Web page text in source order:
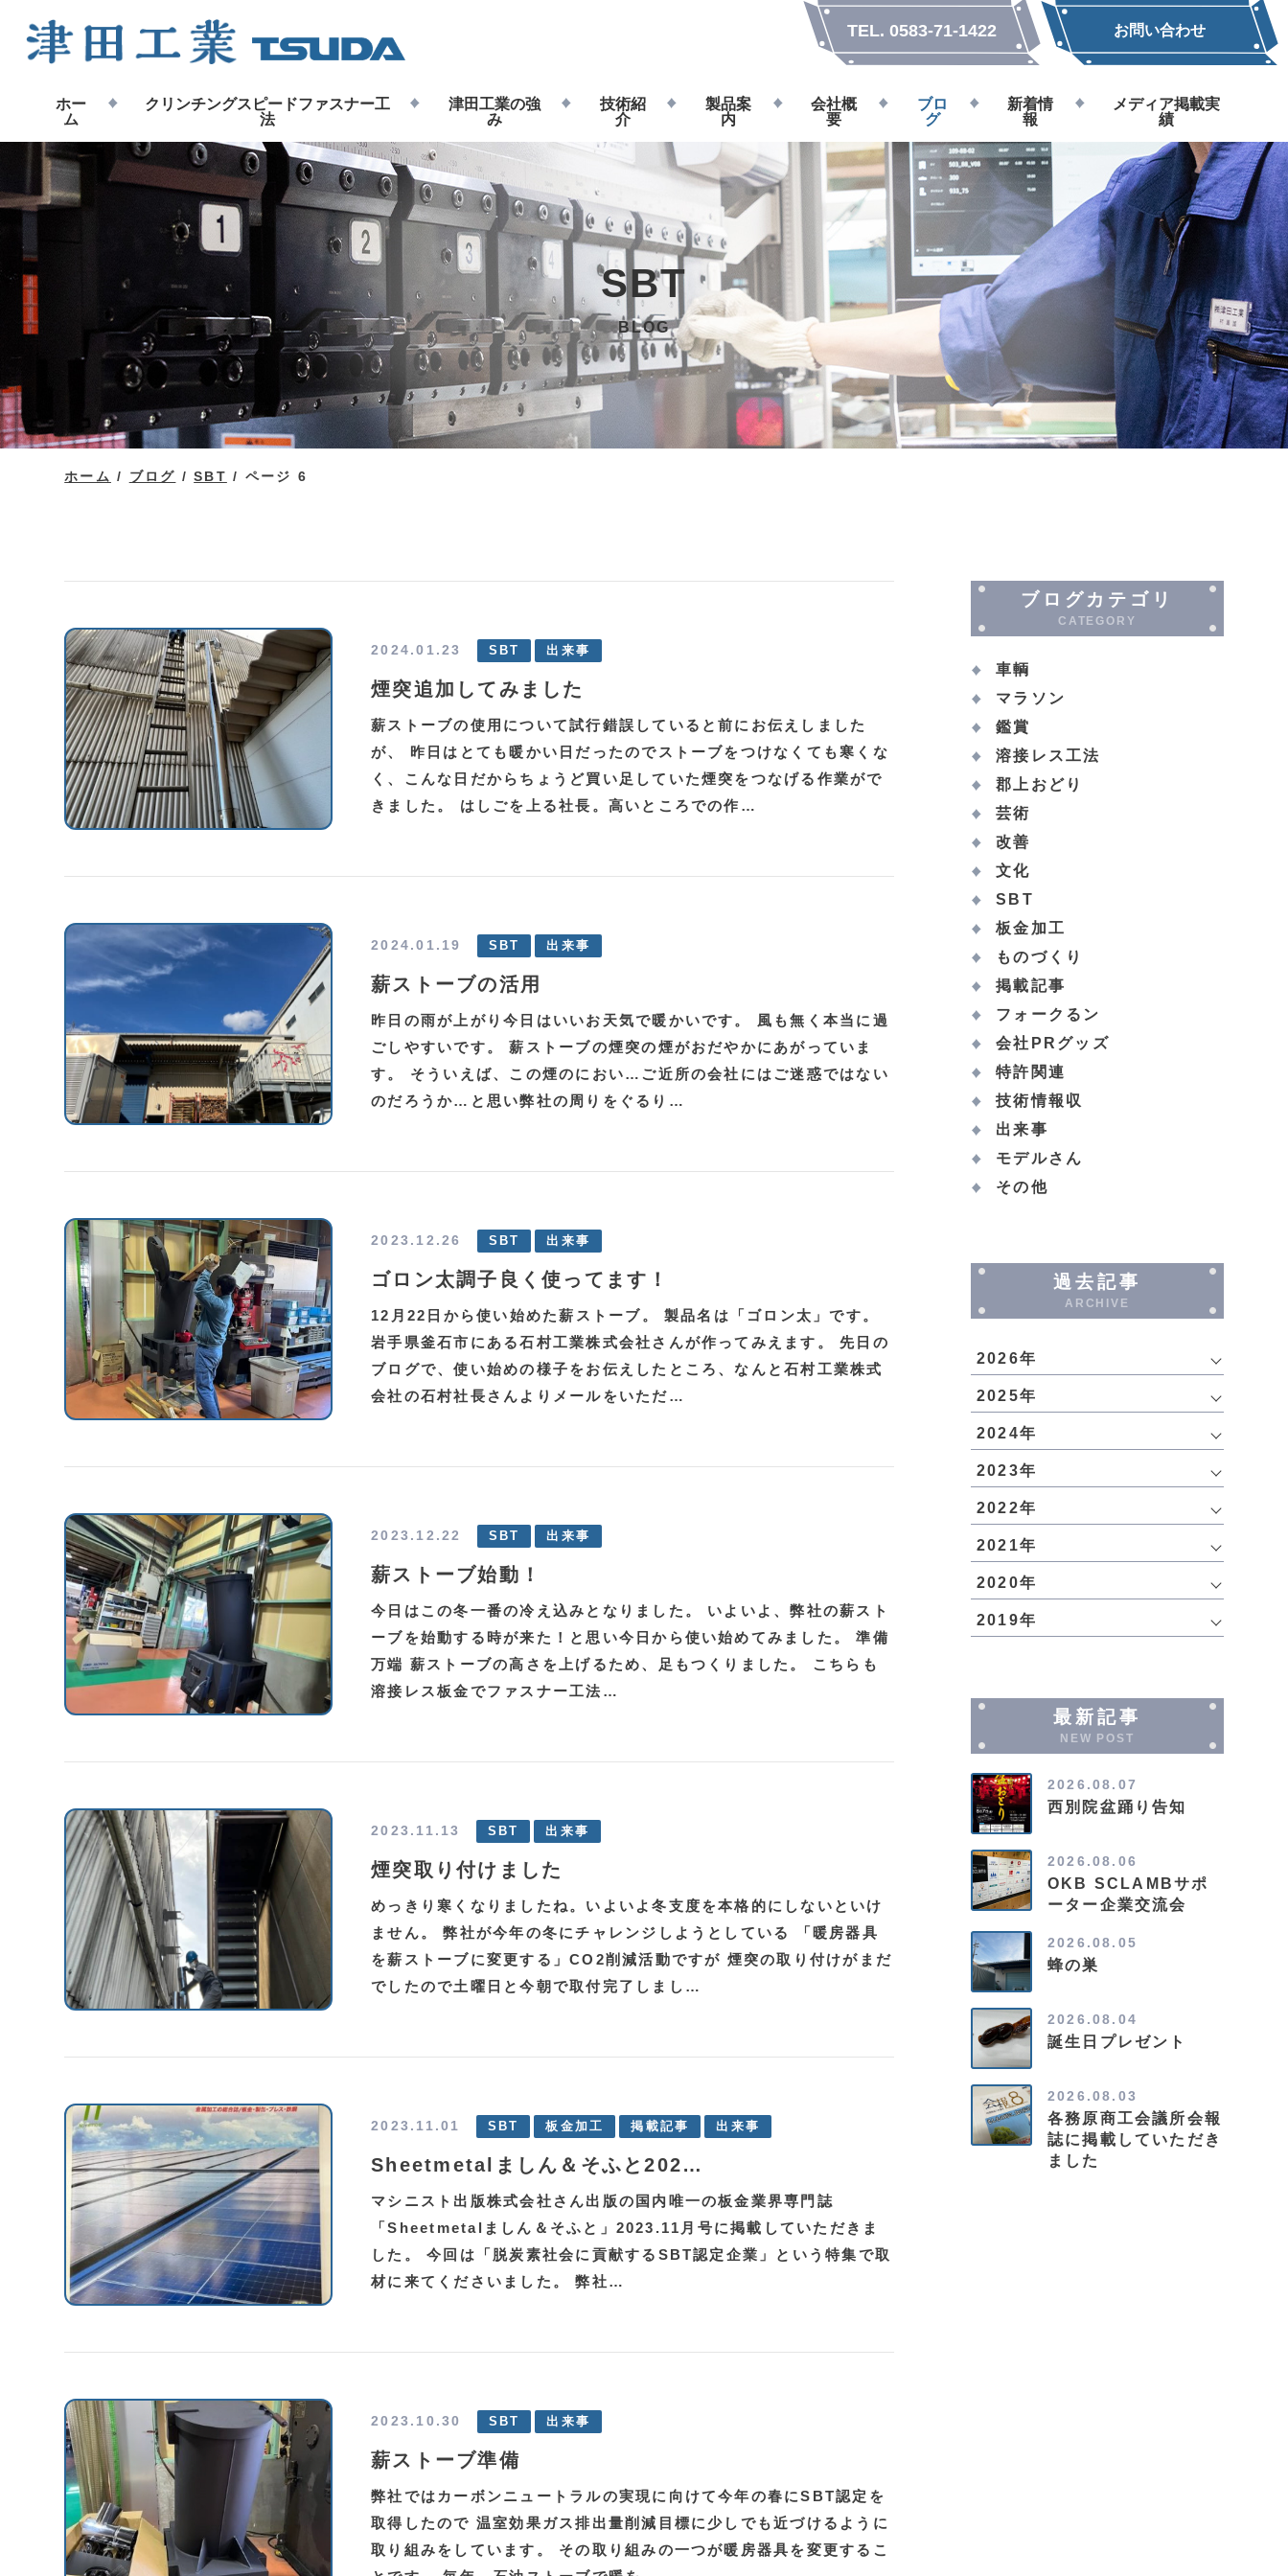
ホー
ム
クリンチングスピードファスナー工
法
津田工業の強
み
技術紹
介
製品案
内
会社概
要
ブロ
グ
新着情
報
メディア掲載実
績
TEL. 0583-71-1422 お問い合わせ
SBT
BLOG
ホーム / ブログ /SBT / ページ 6
2024.01.23 SBT 出来事
煙突追加してみました
薪ストーブの使用について試行錯誤していると前にお伝えしました
が、 昨日はとても暖かい日だったのでストーブをつけなくても寒くな
く、こんな日だからちょうど買い足していた煙突をつなげる作業がで
きました。 はしごを上る社長。高いところでの作…
2024.01.19 SBT 出来事
薪ストーブの活用
昨日の雨が上がり今日はいいお天気で暖かいです。 風も無く本当に過
ごしやすいです。 薪ストーブの煙突の煙がおだやかにあがっていま
す。 そういえば、この煙のにおい…ご近所の会社にはご迷惑ではない
のだろうか…と思い弊社の周りをぐるり…
2023.12.26 SBT 出来事
ゴロン太調子良く使ってます！
12月22日から使い始めた薪ストーブ。 製品名は「ゴロン太」です。
岩手県釜石市にある石村工業株式会社さんが作ってみえます。 先日の
ブログで、使い始めの様子をお伝えしたところ、なんと石村工業株式
会社の石村社長さんよりメールをいただ…
2023.12.22 SBT 出来事
薪ストーブ始動！
今日はこの冬一番の冷え込みとなりました。 いよいよ、弊社の薪スト
ーブを始動する時が来た！と思い今日から使い始めてみました。 準備
万端 薪ストーブの高さを上げるため、足もつくりました。 こちらも
溶接レス板金でファスナー工法…
2023.11.13 SBT 出来事
煙突取り付けました
めっきり寒くなりましたね。いよいよ冬支度を本格的にしないといけ
ません。 弊社が今年の冬にチャレンジしようとしている 「暖房器具
を薪ストーブに変更する」CO2削減活動ですが 煙突の取り付けがまだ
でしたので土曜日と今朝で取付完了しまし…
2023.11.01 SBT 板金加工 掲載記事 出来事
Sheetmetalましん＆そふと202…
マシニスト出版株式会社さん出版の国内唯一の板金業界専門誌
「Sheetmetalましん＆そふと」2023.11月号に掲載していただきま
した。 今回は「脱炭素社会に貢献するSBT認定企業」という特集で取
材に来てくださいました。 弊社…
2023.10.30 SBT 出来事
薪ストーブ準備
弊社ではカーボンニュートラルの実現に向けて今年の春にSBT認定を
取得したので 温室効果ガス排出量削減目標に少しでも近づけるように
取り組みをしています。 その取り組みの一つが暖房器具を変更するこ
ブログカテゴリ
CATEGORY
車輌
マラソン
鑑賞
溶接レス工法
郡上おどり
芸術
改善
文化
SBT
板金加工
ものづくり
掲載記事
フォークるン
会社PRグッズ
特許関連
技術情報収
出来事
モデルさん
その他
過去記事
ARCHIVE
2026年
2025年
2024年
2023年
2022年
2021年
2020年
2019年
最新記事
NEW POST
2026.08.07
西別院盆踊り告知
2026.08.06
OKB SCLAMBサポ
ーター企業交流会
2026.08.05
蜂の巣
2026.08.04
誕生日プレゼント
2026.08.03
各務原商工会議所会報
誌に掲載していただき
ました